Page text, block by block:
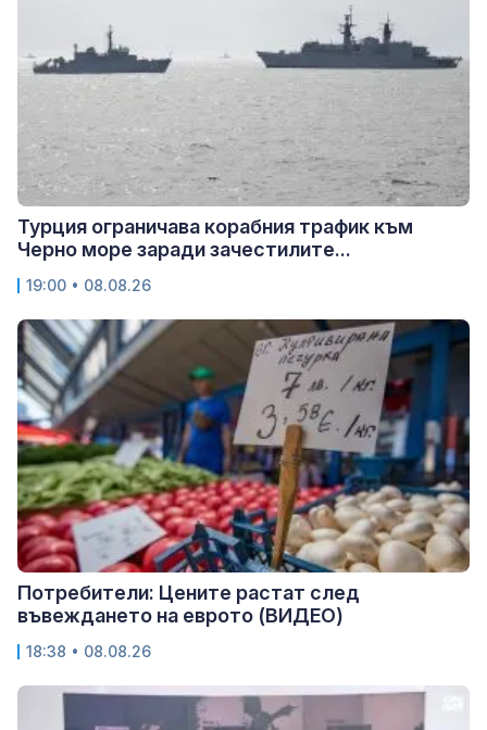
Турция ограничава корабния трафик към
Черно море заради зачестилите...
19:00 • 08.08.26
Потребители: Цените растат след
въвеждането на еврото (ВИДЕО)
18:38 • 08.08.26